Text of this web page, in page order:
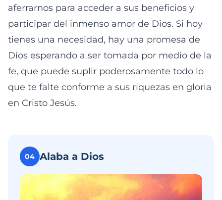
aferrarnos para acceder a sus beneficios y
participar del inmenso amor de Dios. Si hoy
tienes una necesidad, hay una promesa de
Dios esperando a ser tomada por medio de la
fe, que puede suplir poderosamente todo lo
que te falte conforme a sus riquezas en gloria
en Cristo Jesús.
04 Alaba a Dios